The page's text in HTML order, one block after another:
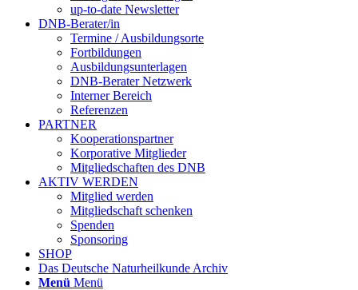
up-to-date Newsletter
DNB-Berater/in
Termine / Ausbildungsorte
Fortbildungen
Ausbildungsunterlagen
DNB-Berater Netzwerk
Interner Bereich
Referenzen
PARTNER
Kooperationspartner
Korporative Mitglieder
Mitgliedschaften des DNB
AKTIV WERDEN
Mitglied werden
Mitgliedschaft schenken
Spenden
Sponsoring
SHOP
Das Deutsche Naturheilkunde Archiv
Menü Menü